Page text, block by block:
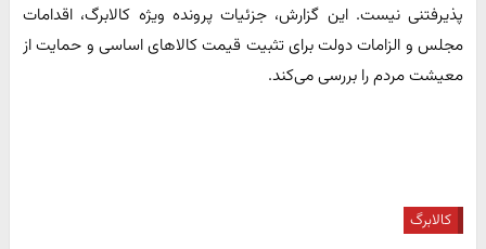
پذیرفتنی نیست. این گزارش، جزئیات پرونده ویژه کالابرگ، اقدامات
مجلس و الزامات دولت برای تثبیت قیمت کالاهای اساسی و حمایت از
معیشت مردم را بررسی می‌کند.
کالابرگ